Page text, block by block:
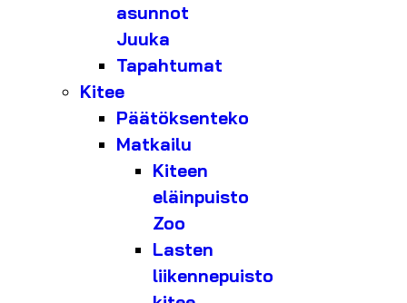
asunnot
Juuka
Tapahtumat
Kitee
Päätöksenteko
Matkailu
Kiteen
eläinpuisto
Zoo
Lasten
liikennepuisto